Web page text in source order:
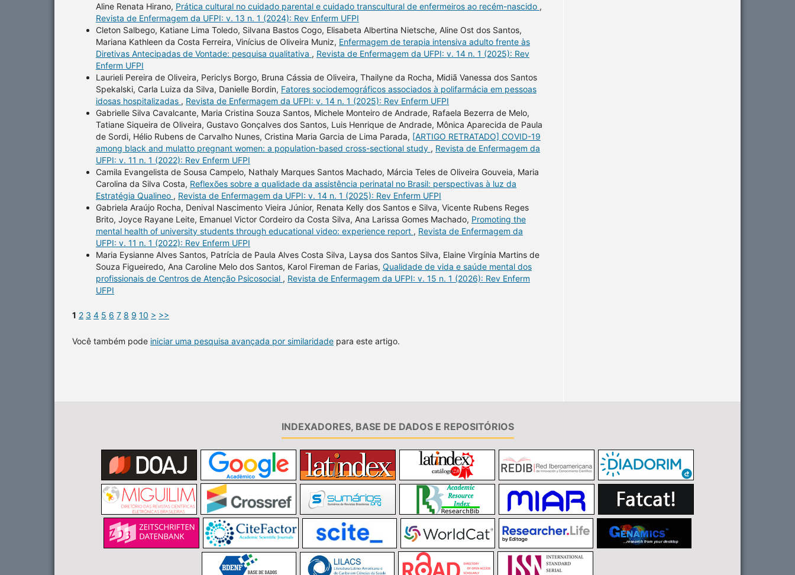
Aline Renata Hirano, Prática cultural no cuidado parental e cuidado transcultural de enfermeiros ao recém-nascido ,
Revista de Enfermagem da UFPI: v. 13 n. 1 (2024): Rev Enferm UFPI
Cleton Salbego, Katiane Lima Toledo, Silvana Bastos Cogo, Elisabeta Albertina Nietsche, Aline Ost dos Santos,
Mariana Kathleen da Costa Ferreira, Vinícius de Oliveira Muniz, Enfermagem de terapia intensiva adulto frente às
Diretivas Antecipadas de Vontade: pesquisa qualitativa , Revista de Enfermagem da UFPI: v. 14 n. 1 (2025): Rev
Enferm UFPI
Laurieli Pereira de Oliveira, Periclys Borgo, Bruna Cássia de Oliveira, Thailyne da Rocha, Midiã Vanessa dos Santos
Spekalski, Carla Luiza da Silva, Danielle Bordin, Fatores sociodemográficos associados à polifarmácia em pessoas
idosas hospitalizadas , Revista de Enfermagem da UFPI: v. 14 n. 1 (2025): Rev Enferm UFPI
Gabrielle Silva Cavalcante, Maria Cristina Souza Santos, Michele Monteiro de Andrade, Rafaela Bezerra de Melo,
Tatiane Siqueira de Oliveira, Gustavo Gonçalves dos Santos, Luis Henrique de Andrade, Mônica Aparecida de Paula
de Sordi, Hélio Rubens de Carvalho Nunes, Cristina Maria Garcia de Lima Parada, [ARTIGO RETRATADO] COVID-19
among black and mulatto pregnant women: a population-based cross-sectional study , Revista de Enfermagem da
UFPI: v. 11 n. 1 (2022): Rev Enferm UFPI
Camila Evangelista de Sousa Campelo, Nathaly Marques Santos Machado, Márcia Teles de Oliveira Gouveia, Maria
Carolina da Silva Costa, Reflexões sobre a qualidade da assistência perinatal no Brasil: perspectivas à luz da
Estratégia Qualineo , Revista de Enfermagem da UFPI: v. 14 n. 1 (2025): Rev Enferm UFPI
Gabriela Araújo Rocha, Denival Nascimento Vieira Júnior, Renata Kelly dos Santos e Silva, Vicente Rubens Reges
Brito, Joyce Rayane Leite, Emanuel Victor Cordeiro da Costa Silva, Ana Larissa Gomes Machado, Promoting the
mental health of university students through educational video: experience report , Revista de Enfermagem da
UFPI: v. 11 n. 1 (2022): Rev Enferm UFPI
Maria Eysianne Alves Santos, Patrícia de Paula Alves Costa Silva, Laysa dos Santos Silva, Elaine Virgínia Martins de
Souza Figueiredo, Ana Caroline Melo dos Santos, Karol Fireman de Farias, Qualidade de vida e saúde mental dos
profissionais de Centros de Atenção Psicosocial , Revista de Enfermagem da UFPI: v. 15 n. 1 (2026): Rev Enferm
UFPI
1 2 3 4 5 6 7 8 9 10 > >>
Você também pode iniciar uma pesquisa avançada por similaridade para este artigo.
INDEXADORES, BASE DE DADOS E REPOSITÓRIOS